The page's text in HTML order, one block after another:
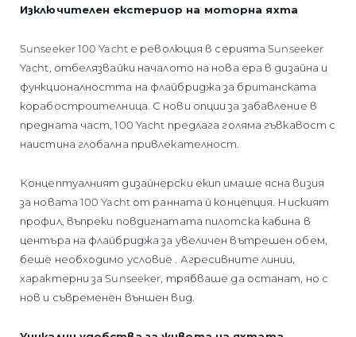
Изключителен екстериор на моторна яхта
Sunseeker 100 Yacht е революция в серията Sunseeker
Yacht, отбелязвайки началото на нова ера в дизайна и
функционалността на флайбриджа за британската
корабостроителница. С нови опции за забавление в
предната част, 100 Yacht предлага голяма гъвкавост с
наистина глобална привлекателност.
Концептуалният дизайнерски екип имаше ясна визия
за новата 100 Yacht от ранната й концепция. Ниският
профил, въпреки повдигнатата пилотска кабина в
центъра на флайбриджа за увеличен вътрешен обем,
беше необходимо условие . Агресивните линии,
характерни за Sunseeker, трябваше да останат, но с
нов и съвременен външен вид.